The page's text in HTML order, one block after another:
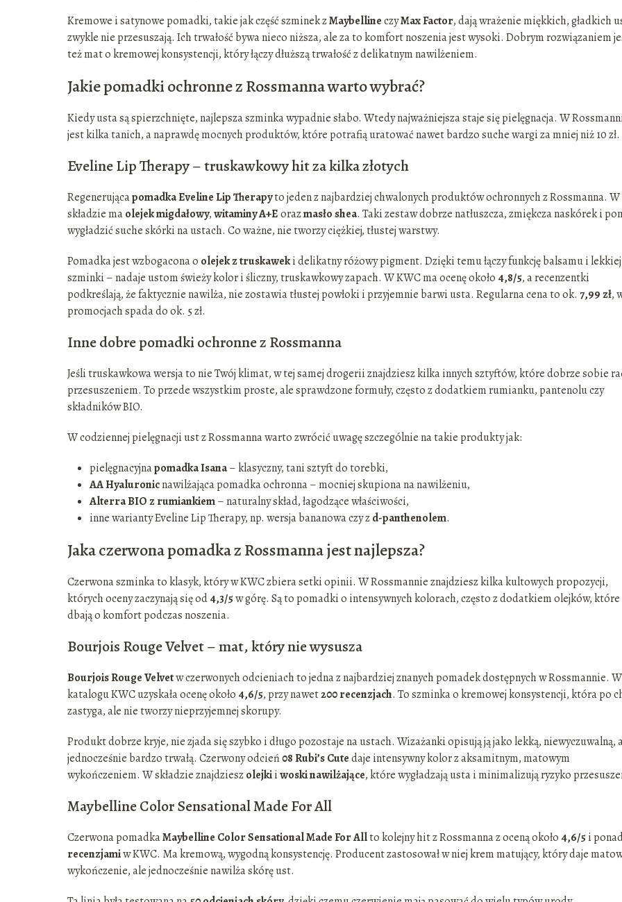
Kremowe i satynowe pomadki, takie jak część szminek zMaybellineczyMax Factor, dają wrażenie miękkich, gładkich
zwykle nie przesuszają. Ich trwałość bywa nieco niższa, ale za to komfort noszenia jest wysoki. Dobrym rozwiązaniem
też mat o kremowej konsystencji, który łączy dłuższą trwałość z delikatnym nawilżeniem.
Jakie pomadki ochronne z Rossmanna warto wybrać?
Kiedy usta są spierzchnięte, najlepsza szminka wypadnie słabo. Wtedy najważniejsza staje się pielęgnacja. W
jest kilka tanich, a naprawdę mocnych produktów, które potrafią uratować nawet bardzo suche wargi za mniej niż 10 zł.
Eveline Lip Therapy – truskawkowy hit za kilka złotych
Regenerującapomadka Eveline Lip Therapyto jeden z najbardziej chwalonych produktów ochronnych z Rossmanna. W
składzie maolejek migdałowy,witaminy A+Eorazmasło shea. Taki zestaw dobrze natłuszcza, zmiękcza naskórek i
wygładzić suche skórki na ustach. Co ważne, nie tworzy ciężkiej, tłustej warstwy.
Pomadka jest wzbogacona o olejek z truskaweki delikatny różowy pigment. Dzięki temu łączy funkcję balsamu i lekkiej
szminki – nadaje ustom świeży kolor i śliczny, truskawkowy zapach. W KWC ma ocenę około 4,8/5, a recenzentki
podkreślają, że faktycznie nawilża, nie zostawia tłustej powłoki i przyjemnie barwi usta. Regularna cena to ok. 7,99 zł,
promocjach spada do ok. 5 zł.
Inne dobre pomadki ochronne z Rossmanna
Jeśli truskawkowa wersja to nie Twój klimat, w tej samej drogerii znajdziesz kilka innych sztyftów, które dobrze sobie
przesuszeniem. To przede wszystkim proste, ale sprawdzone formuły, często z dodatkiem rumianku, pantenolu czy
składników BIO.
W codziennej pielęgnacji ust z Rossmanna warto zwrócić uwagę szczególnie na takie produkty jak:
pielęgnacyjnapomadka Isana– klasyczny, tani sztyft do torebki,
AA Hyaluronicnawilżająca pomadka ochronna – mocniej skupiona na nawilżeniu,
Alterra BIO z rumiankiem– naturalny skład, łagodzące właściwości,
inne warianty Eveline Lip Therapy, np. wersja bananowa czy zd-panthenolem.
Jaka czerwona pomadka z Rossmanna jest najlepsza?
Czerwona szminka to klasyk, który w KWC zbiera setki opinii. W Rossmannie znajdziesz kilka kultowych propozycji,
których oceny zaczynają się od4,3/5w górę. Są to pomadki o intensywnych kolorach, często z dodatkiem olejków, które
dbają o komfort podczas noszenia.
Bourjois Rouge Velvet – mat, który nie wysusza
Bourjois Rouge Velvetw czerwonych odcieniach to jedna z najbardziej znanych pomadek dostępnych w Rossmannie. W
katalogu KWC uzyskała ocenę około 4,6/5, przy nawet200 recenzjach. To szminka o kremowej konsystencji, która po
zastyga, ale nie tworzy nieprzyjemnej skorupy.
Produkt dobrze kryje, nie zjada się szybko i długo pozostaje na ustach. Wizażanki opisują ją jako lekką, niewyczuwalną,
jednocześnie bardzo trwałą. Czerwony odcień08 Rubi’s Cutedaje intensywny kolor z aksamitnym, matowym
wykończeniem. W składzie znajdzieszolejkiiwoski nawilżające, które wygładzają usta i minimalizują ryzyko
Maybelline Color Sensational Made For All
Czerwona pomadkaMaybelline Color Sensational Made For Allto kolejny hit z Rossmanna z oceną około 4,6/5i
recenzjamiw KWC. Ma kremową, wygodną konsystencję. Producent zastosował w niej krem matujący, który daje
wykończenie, ale jednocześnie nawilża skórę ust.